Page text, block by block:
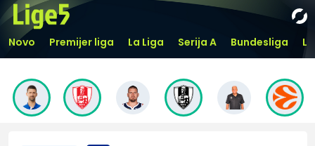
Novo Premijer liga La Liga Serija A Bundesliga